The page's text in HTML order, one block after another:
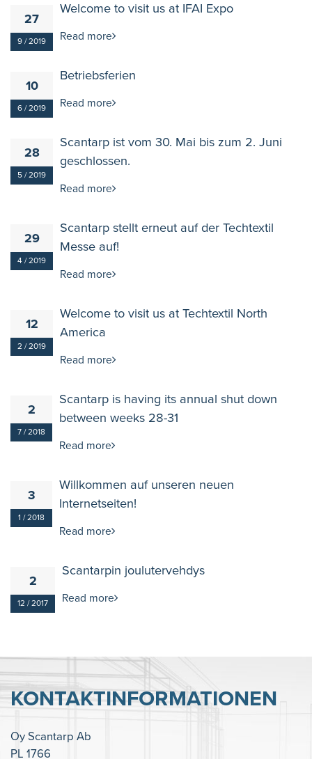
27
9 / 2019
Welcome to visit us at IFAI Expo
Read more
10
6 / 2019
Betriebsferien
Read more
28
5 / 2019
Scantarp ist vom 30. Mai bis zum 2. Juni
geschlossen.
Read more
29
4 / 2019
Scantarp stellt erneut auf der Techtextil
Messe auf!
Read more
12
2 / 2019
Welcome to visit us at Techtextil North
America
Read more
2
7 / 2018
Scantarp is having its annual shut down
between weeks 28-31
Read more
3
1 / 2018
Willkommen auf unseren neuen
Internetseiten!
Read more
2
12 / 2017
Scantarpin joulutervehdys
Read more
KONTAKTINFORMATIONEN
Oy Scantarp Ab
PL 1766